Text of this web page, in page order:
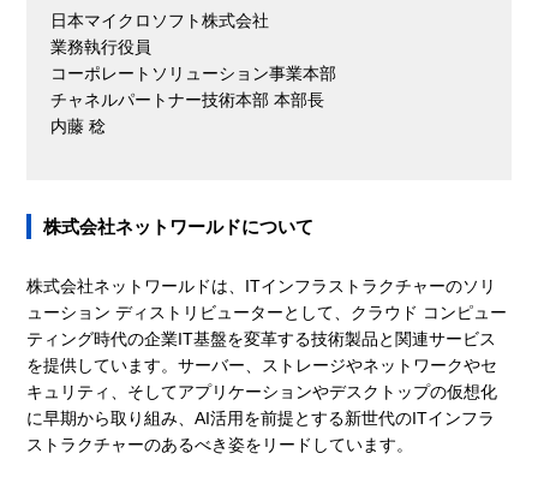
日本マイクロソフト株式会社
業務執行役員
コーポレートソリューション事業本部
チャネルパートナー技術本部 本部長
内藤 稔
株式会社ネットワールドについて
株式会社ネットワールドは、ITインフラストラクチャーのソリ
ューション ディストリビューターとして、クラウド コンピュー
ティング時代の企業IT基盤を変革する技術製品と関連サービス
を提供しています。サーバー、ストレージやネットワークやセ
キュリティ、そしてアプリケーションやデスクトップの仮想化
に早期から取り組み、AI活用を前提とする新世代のITインフラ
ストラクチャーのあるべき姿をリードしています。